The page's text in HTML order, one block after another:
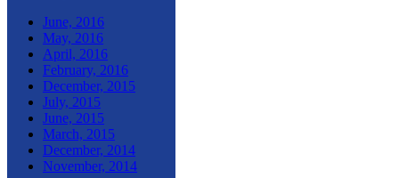
June, 2016
May, 2016
April, 2016
February, 2016
December, 2015
July, 2015
June, 2015
March, 2015
December, 2014
November, 2014